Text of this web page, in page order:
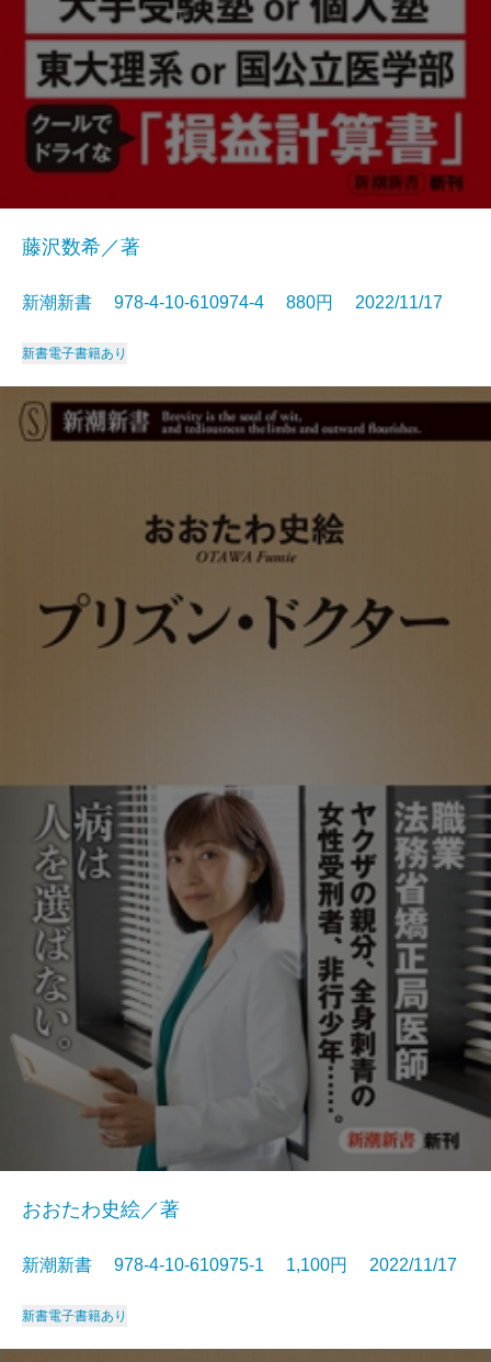
藤沢数希／著
新潮新書 978-4-10-610974-4 880円 2022/11/17
新書電子書籍あり
おおたわ史絵／著
新潮新書 978-4-10-610975-1 1,100円 2022/11/17
新書電子書籍あり